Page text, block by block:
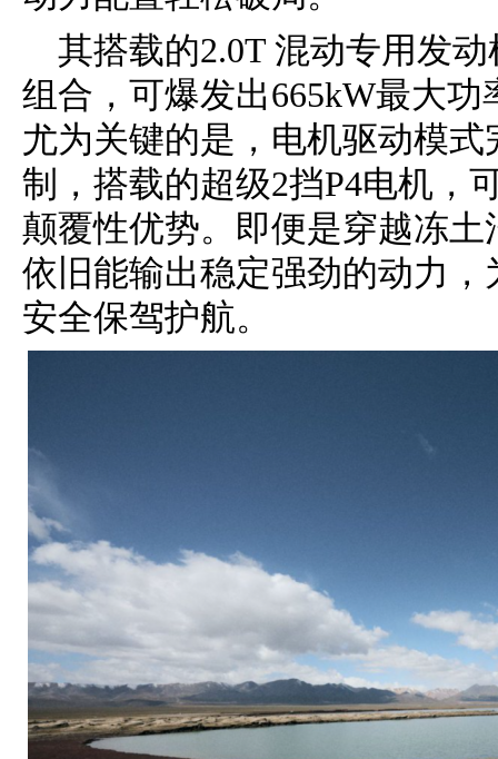
其搭载的2.0T 混动专用发
组合，可爆发出665kW最大功
尤为关键的是，电机驱动模
制，搭载的超级2挡P4电机，
颠覆性优势。即便是穿越冻
依旧能输出稳定强劲的动力
安全保驾护航。